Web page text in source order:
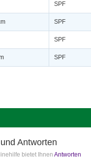
SPF
SPF
SPF
SPF
Antworten
bietet Ihnen Antworten